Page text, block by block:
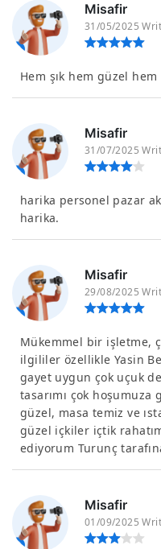
Misafir
31/05/2025
Hem şık hem güzel
Misafir
31/07/2025
harika personel pazar
harika.
Misafir
29/08/2025
Mükemmel bir işletme,
ilgililer özellikle Yasin
gayet uygun çok uçuk
tasarımı çok hoşumuza
güzel, masa temiz ve
güzel içkiler içtik
ediyorum Turunç
Misafir
01/09/2025